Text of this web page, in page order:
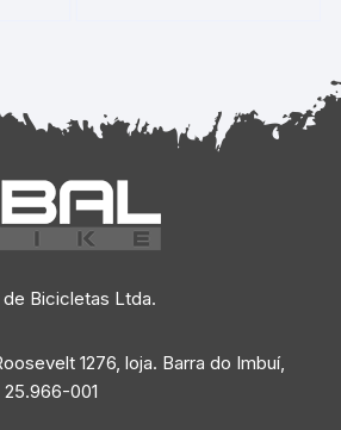
Bicicletas Ltda.
1276, loja. Barra do Imbuí,
001